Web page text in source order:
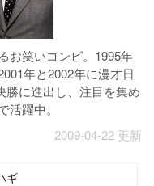
お笑いコンビ。1995年
年と2002年に漫才日
勝に進出し、注目を集め
躍中。
2009-04-22 更新
ギ